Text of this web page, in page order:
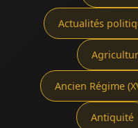
Actualités
Ancien Régime
Antiquité